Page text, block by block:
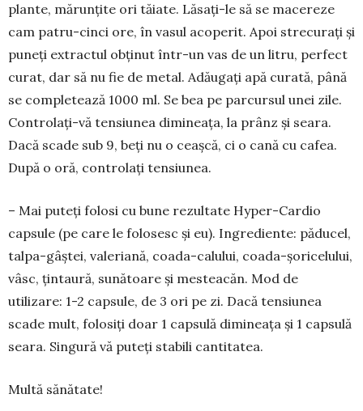
plante, mărunțite ori tăiate. Lăsați-le să se macereze
cam patru-cinci ore, în vasul acoperit. Apoi strecurați și
puneți extractul obținut într-un vas de un litru, perfect
curat, dar să nu fie de metal. Adăugați apă curată, până
se comple­tează 1000 ml. Se bea pe par­cursul unei zile.
Controlați-vă tensiu­nea dimi­neața, la prânz și seara.
Dacă scade sub 9, beți nu o ceaș­că, ci o cană cu cafea.
Du­pă o oră, controlați tensiu­nea.
– Mai puteți folosi cu bune rezultate Hyper-Cardio
capsule (pe care le folosesc și eu). Ingre­diente: păducel,
talpa-gâștei, valeriană, coada-calului, coa­da-șoricelului,
vâsc, țintaură, sună­toare și mesteacăn. Mod de
utilizare: 1-2 capsule, de 3 ori pe zi. Dacă tensiunea
scade mult, folosiți doar 1 capsulă di­mineața și 1 capsulă
seara. Sin­gu­ră vă puteți stabili cantitatea.
Multă sănătate!